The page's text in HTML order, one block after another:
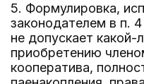
5. Формулировка,
законодателем в п.
не допускает какой-
приобретению
кооператива,